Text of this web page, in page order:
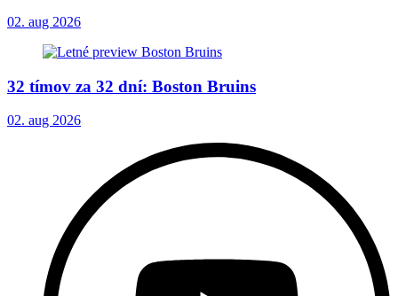
02. aug 2026
32 tímov za 32 dní: Boston Bruins
02. aug 2026